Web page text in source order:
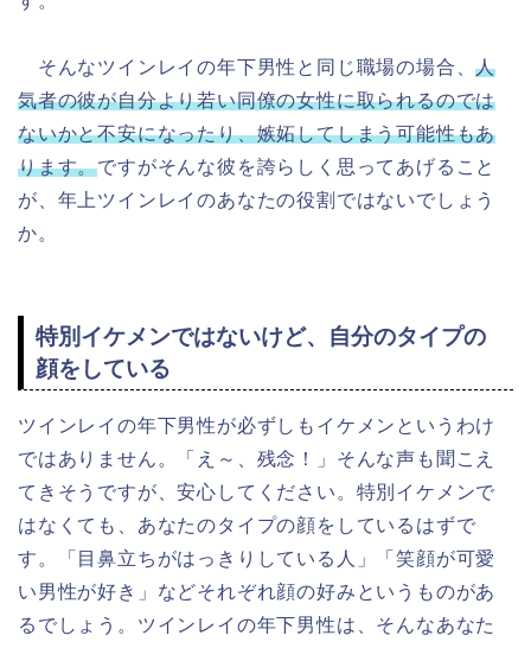
そんなツインレイの年下男性と同じ職場の場合、人
気者の彼が自分より若い同僚の女性に取られるのでは
ないかと不安になったり、嫉妬してしまう可能性もあ
ります。ですがそんな彼を誇らしく思ってあげること
が、年上ツインレイのあなたの役割ではないでしょう
か。
特別イケメンではないけど、自分のタイプの
顔をしている
ツインレイの年下男性が必ずしもイケメンというわけ
ではありません。「え～、残念！」そんな声も聞こえ
てきそうですが、安心してください。特別イケメンで
はなくても、あなたのタイプの顔をしているはずで
す。「目鼻立ちがはっきりしている人」「笑顔が可愛
い男性が好き」などそれぞれ顔の好みというものがあ
るでしょう。ツインレイの年下男性は、そんなあなた